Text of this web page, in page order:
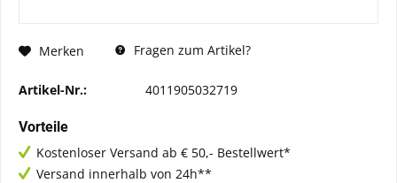
Merken Fragen zum Artikel?
Artikel-Nr.: 4011905032719
Vorteile
Kostenloser Versand ab € 50,- Bestellwert*
Versand innerhalb von 24h**